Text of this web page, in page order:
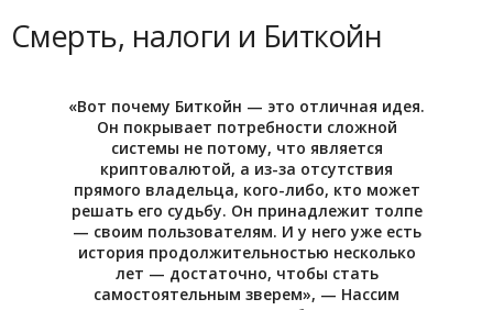
Смерть, налоги и Биткойн
«Вот почему Биткойн — это отличная идея.
Он покрывает потребности сложной
системы не потому, что является
криптовалютой, а из-за отсутствия
прямого владельца, кого-либо, кто может
решать его судьбу. Он принадлежит толпе
— своим пользователям. И у него уже есть
история продолжительностью несколько
лет — достаточно, чтобы стать
самостоятельным зверем», — Нассим